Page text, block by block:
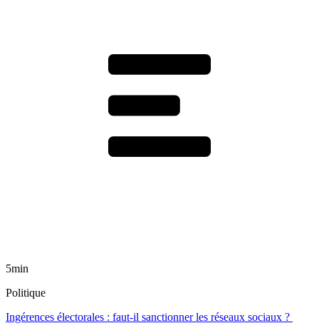
5min
Politique
Ingérences électorales : faut-il sanctionner les réseaux sociaux ?